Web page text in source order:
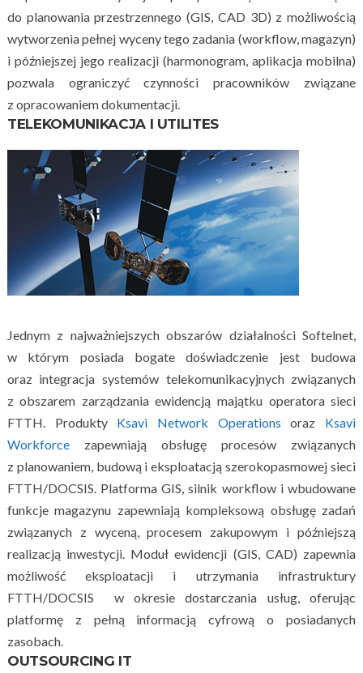
do planowania przestrzennego (GIS, CAD 3D) z możliwością
wytworzenia pełnej wyceny tego zadania (workflow, magazyn)
i późniejszej jego realizacji (harmonogram, aplikacja mobilna)
pozwala ograniczyć czynności pracowników związane
z opracowaniem dokumentacji.
TELEKOMUNIKACJA I UTILITES
Jednym z najważniejszych obszarów działalności Softelnet,
w którym posiada bogate doświadczenie jest budowa
oraz integracja systemów telekomunikacyjnych związanych
z obszarem zarządzania ewidencją majątku operatora sieci
FTTH. Produkty Ksavi Network Operations oraz Ksavi
Workforcezapewniają obsługę procesów związanych
z planowaniem, budową i eksploatacją szerokopasmowej sieci
FTTH/DOCSIS. Platforma GIS, silnik workflow i wbudowane
funkcje magazynu zapewniają kompleksową obsługę zadań
związanych z wyceną, procesem zakupowym i późniejszą
realizacją inwestycji. Moduł ewidencji (GIS, CAD) zapewnia
możliwość eksploatacji i utrzymania infrastruktury
FTTH/DOCSIS w okresie dostarczania usług, oferując
platformę z pełną informacją cyfrową o posiadanych
zasobach.
OUTSOURCING IT